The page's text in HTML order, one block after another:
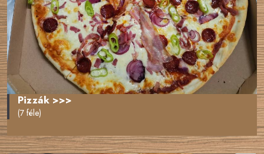
Pizzák >>>
(7 féle)